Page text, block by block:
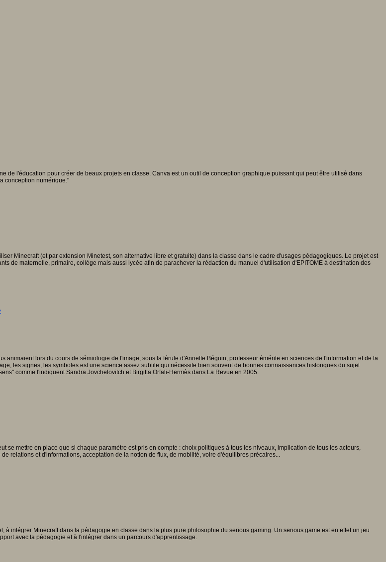
de l'éducation pour créer de beaux projets en classe. Canva est un outil de conception graphique puissant qui peut être utilisé dans
conception numérique."
Minecraft (et par extension Minetest, son alternative libre et gratuite) dans la classe dans le cadre d'usages pédagogiques. Le projet est
de maternelle, primaire, collège mais aussi lycée afin de parachever la rédaction du manuel d'utilisation d'EPITOME à destination des
animaient lors du cours de sémiologie de l'image, sous la férule d'Annette Béguin, professeur émérite en sciences de l'information et de la
les signes, les symboles est une science assez subtile qui nécessite bien souvent de bonnes connaissances historiques du sujet
comme l'indiquent Sandra Jovchelovitch et Birgitta Orfali-Hermès dans La Revue en 2005.
mettre en place que si chaque paramètre est pris en compte : choix politiques à tous les niveaux, implication de tous les acteurs,
relations et d'informations, acceptation de la notion de flux, de mobilité, voire d'équilibres précaires...
à intégrer Minecraft dans la pédagogie en classe dans la plus pure philosophie du serious gaming. Un serious game est en effet un jeu
avec la pédagogie et à l'intégrer dans un parcours d'apprentissage.